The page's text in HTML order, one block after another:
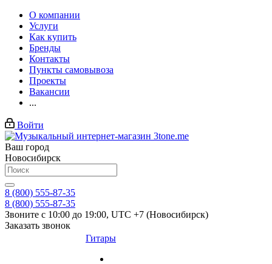
О компании
Услуги
Как купить
Бренды
Контакты
Пункты самовывоза
Проекты
Вакансии
...
Войти
Ваш город
Новосибирск
8 (800) 555-87-35
8 (800) 555-87-35
Звоните с 10:00 до 19:00, UTC +7 (Новосибирск)
Заказать звонок
Гитары